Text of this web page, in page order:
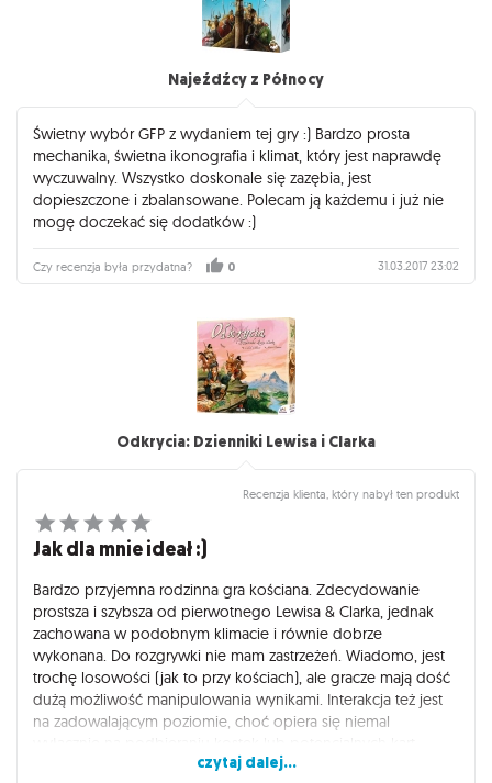
Najeźdźcy z Północy
Świetny wybór GFP z wydaniem tej gry :) Bardzo prosta
mechanika, świetna ikonografia i klimat, który jest naprawdę
wyczuwalny. Wszystko doskonale się zazębia, jest
dopieszczone i zbalansowane. Polecam ją każdemu i już nie
mogę doczekać się dodatków :)
Czy recenzja była przydatna? 0 31.03.2017 23:02
Odkrycia: Dzienniki Lewisa i Clarka
Recenzja klienta, który nabył ten produkt
Jak dla mnie ideał :)
Bardzo przyjemna rodzinna gra kościana. Zdecydowanie
prostsza i szybsza od pierwotnego Lewisa & Clarka, jednak
zachowana w podobnym klimacie i równie dobrze
wykonana. Do rozgrywki nie mam zastrzeżeń. Wiadomo, jest
trochę losowości (jak to przy kościach), ale gracze mają dość
dużą możliwość manipulowania wynikami. Interakcja też jest
na zadowalającym poziomie, choć opiera się niemal
odkryć. Podsumowując, to dobry tytuł jako odskocznia od
czytaj dalej...